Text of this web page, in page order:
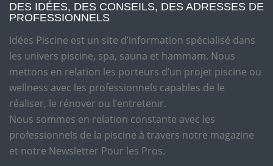
DES IDÉES, DES CONSEILS, DES ADRESSES DE
PROFESSIONNELS
Idées Piscine est un site d’information spécialisé dans
les univers piscine, spa, sauna et hammam. Nous
mettons en relation les porteurs d’un projet piscine ou
wellness avec les professionnels capables de le
réaliser, le rénover ou l’entretenir.
Nous sommes en relation constante avec les
professionnels de la piscine à travers notre magazine
et notre Newsletter Pour les Pros.